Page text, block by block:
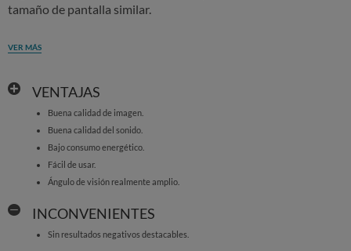
tamaño de pantalla similar.
VER MÁS
VENTAJAS
Buena calidad de imagen.
Buena calidad del sonido.
Bajo consumo energético.
Fácil de usar.
Ángulo de visión realmente amplio.
INCONVENIENTES
Sin resultados negativos destacables.